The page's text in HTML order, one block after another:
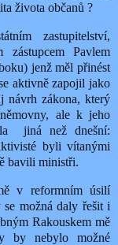
života občanů ?
zastupitelství,
zástupcem Pavlem
jenž měl přinést
aktivně zapojil jako
návrh zákona, který
ale k jeho
jiná než dnešní:
byli vítanými
bavili ministři.
v reformním úsilí
možná daly řešit i
Rakouskem mě
by nebylo možné